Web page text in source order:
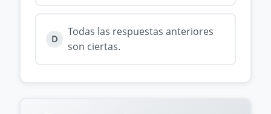
D
Todas las respuestas anteriores
son ciertas.